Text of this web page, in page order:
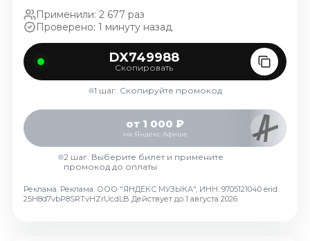
Сентябрь 2026
Октябрь 2026
Спорт
Август 2026
Сентябрь 2026
Октябрь 2026
События
Август 2026
Октябрь 2026
Применили: 2 677 раз
Проверено: 1 минуту назад
DX749988
Скопировать
1 шаг. Скопируйте промокод
от 1 000 ₽
на Яндекс Афише
2 шаг. Выберите билет и примените
промокод до оплаты
Реклама. Реклама. ООО "ЯНДЕКС МУЗЫКА", ИНН: 9705121040 erid:
25H8d7vbP8SRTvHZrUcdLB Действует до 1 августа 2026